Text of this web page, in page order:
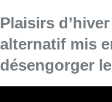
Plaisirs
alternatif mis
désengorger